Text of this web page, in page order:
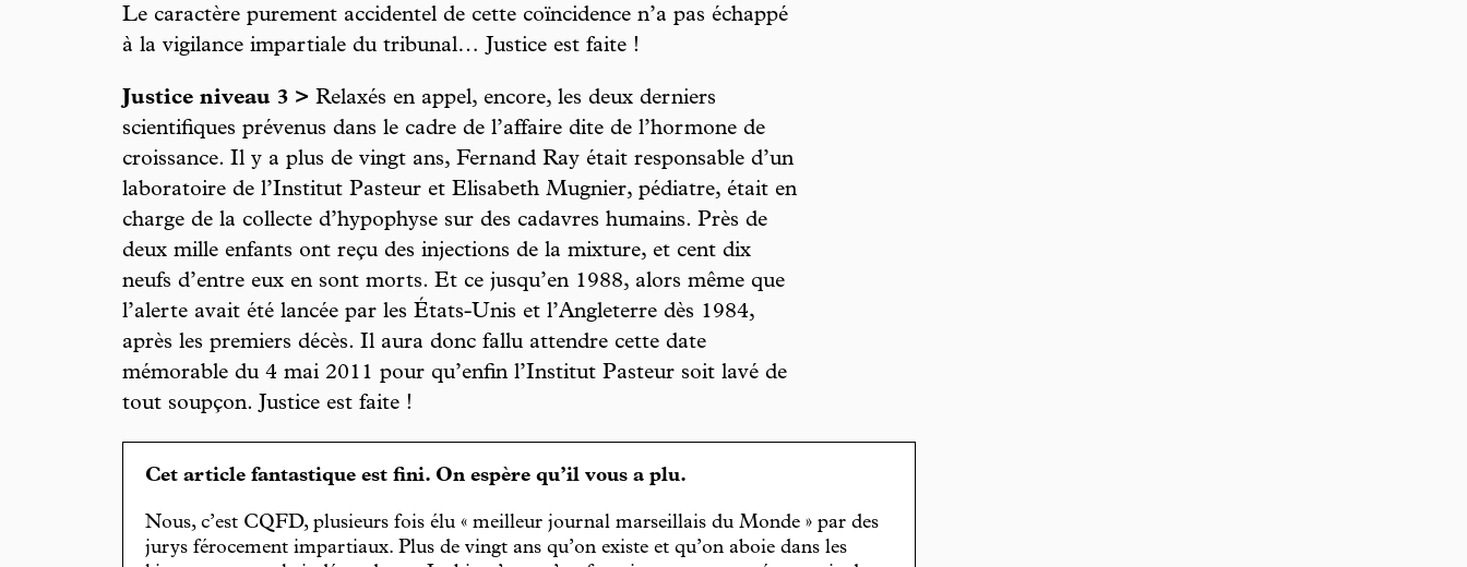
Le caractère purement accidentel de cette coïncidence n’a pas échappé
à la vigilance impartiale du tribunal… Justice est faite !
Justice niveau 3 > Relaxés en appel, encore, les deux derniers
scientifiques prévenus dans le cadre de l’affaire dite de l’hormone de
croissance. Il y a plus de vingt ans, Fernand Ray était responsable d’un
laboratoire de l’Institut Pasteur et Elisabeth Mugnier, pédiatre, était en
charge de la collecte d’hypophyse sur des cadavres humains. Près de
deux mille enfants ont reçu des injections de la mixture, et cent dix
neufs d’entre eux en sont morts. Et ce jusqu’en 1988, alors même que
l’alerte avait été lancée par les États-Unis et l’Angleterre dès 1984,
après les premiers décès. Il aura donc fallu attendre cette date
mémorable du 4 mai 2011 pour qu’enfin l’Institut Pasteur soit lavé de
tout soupçon. Justice est faite !
Cet article fantastique est fini. On espère qu’il vous a plu.
Nous, c’est CQFD, plusieurs fois élu « meilleur journal marseillais du Monde » par des
jurys férocement impartiaux. Plus de vingt ans qu’on existe et qu’on aboie dans les